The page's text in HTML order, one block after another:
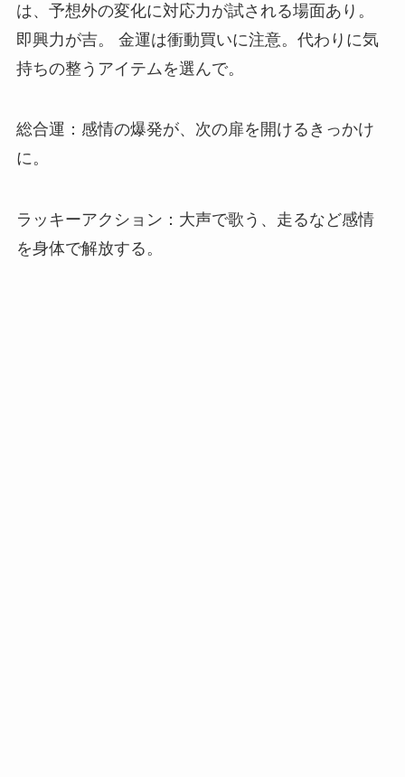
は、予想外の変化に対応力が試される場面あり。
即興力が吉。 金運は衝動買いに注意。代わりに気
持ちの整うアイテムを選んで。
総合運：感情の爆発が、次の扉を開けるきっかけ
に。
ラッキーアクション：大声で歌う、走るなど感情
を身体で解放する。